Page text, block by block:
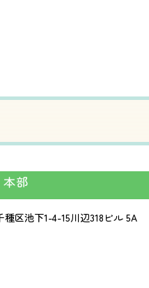
本部
区池下1-4-15川辺318ビル 5A